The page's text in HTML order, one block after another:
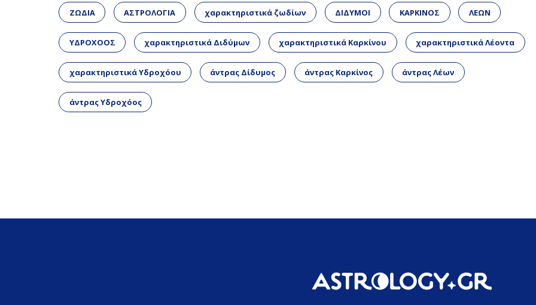
ΖΩΔΙΑ ΑΣΤΡΟΛΟΓΙΑ χαρακτηριστικά ζωδίων ΔΙΔΥΜΟΙ ΚΑΡΚΙΝΟΣ ΛΕΩΝ
ΥΔΡΟΧΟΟΣ χαρακτηριστικά Διδύμων χαρακτηριστικά Καρκίνου χαρακτηριστικά Λέοντα
χαρακτηριστικά Υδροχόου άντρας Δίδυμος άντρας Καρκίνος άντρας Λέων
άντρας Υδροχόος